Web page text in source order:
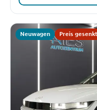
Neuwagen Preis